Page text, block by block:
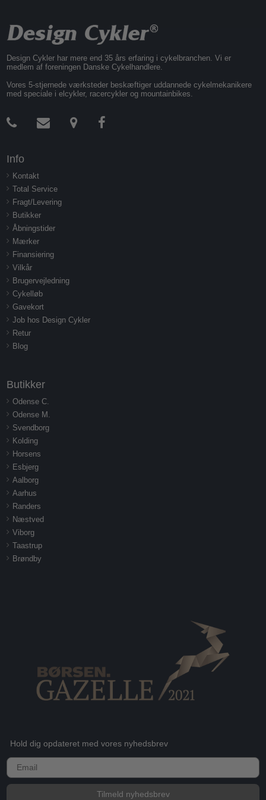
Design Cykler har mere end 35 års erfaring i cykelbranchen. Vi er
medlem af foreningen Danske Cykelhandlere.
Vores 5-stjernede værksteder beskæftiger uddannede cykelmekanikere
med speciale i elcykler, racercykler og mountainbikes.
Info
Kontakt
Total Service
Fragt/Levering
Butikker
Åbningstider
Mærker
Finansiering
Vilkår
Brugervejledning
Cykelløb
Gavekort
Job hos Design Cykler
Retur
Blog
Butikker
Odense C.
Odense M.
Svendborg
Kolding
Horsens
Esbjerg
Aalborg
Aarhus
Randers
Næstved
Viborg
Taastrup
Brøndby
Hold dig opdateret med vores nyhedsbrev
E-mail
Tilmeld nyhedsbrev